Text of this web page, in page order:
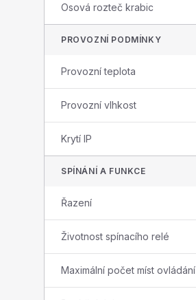
Osová rozteč krabic
PROVOZNÍ PODMÍNKY
Provozní teplota
Provozní vlhkost
Krytí IP
SPÍNÁNÍ A FUNKCE
Řazení
Životnost spínacího relé
Maximální počet míst ovládání